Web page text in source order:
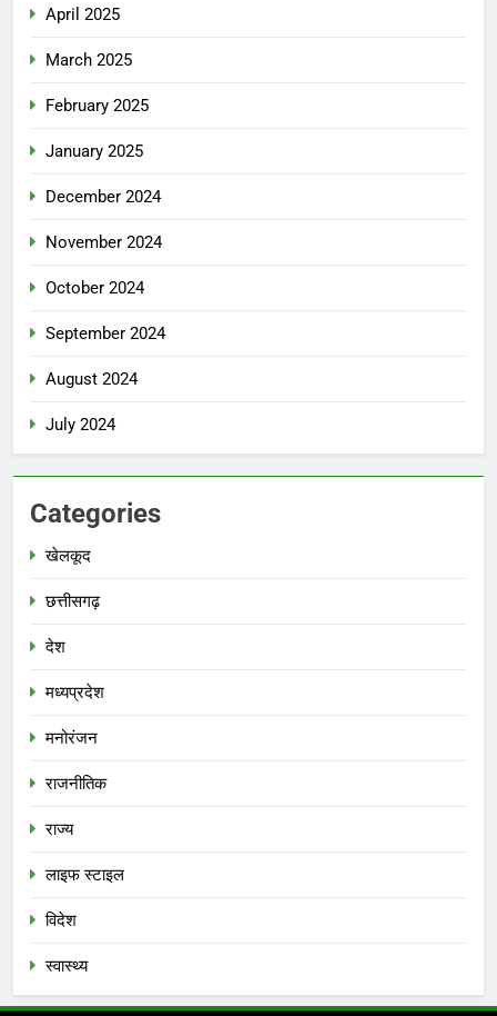
April 2025
March 2025
February 2025
January 2025
December 2024
November 2024
October 2024
September 2024
August 2024
July 2024
Categories
खेलकूद
छत्तीसगढ़
देश
मध्‍यप्रदेश
मनोरंजन
राजनीतिक
राज्य
लाइफ स्टाइल
विदेश
स्‍वास्‍थ्‍य